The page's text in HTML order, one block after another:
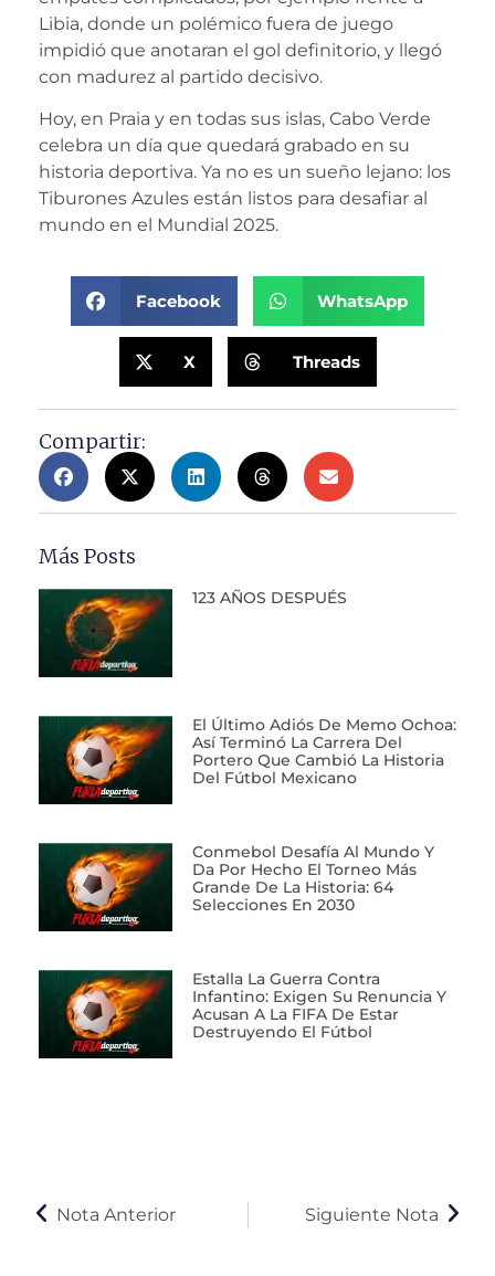
Libia, donde un polémico fuera de juego
impidió que anotaran el gol definitorio, y llegó
con madurez al partido decisivo.
Hoy, en Praia y en todas sus islas, Cabo Verde
celebra un día que quedará grabado en su
historia deportiva. Ya no es un sueño lejano: los
Tiburones Azules están listos para desafiar al
mundo en el Mundial 2025.
Facebook WhatsApp
X Threads
Compartir:
Más Posts
123 AÑOS DESPUÉS
El Último Adiós De Memo Ochoa:
Así Terminó La Carrera Del
Portero Que Cambió La Historia
Del Fútbol Mexicano
Conmebol Desafía Al Mundo Y
Da Por Hecho El Torneo Más
Grande De La Historia: 64
Selecciones En 2030
Estalla La Guerra Contra
Infantino: Exigen Su Renuncia Y
Acusan A La FIFA De Estar
Destruyendo El Fútbol
Nota Anterior Siguiente Nota